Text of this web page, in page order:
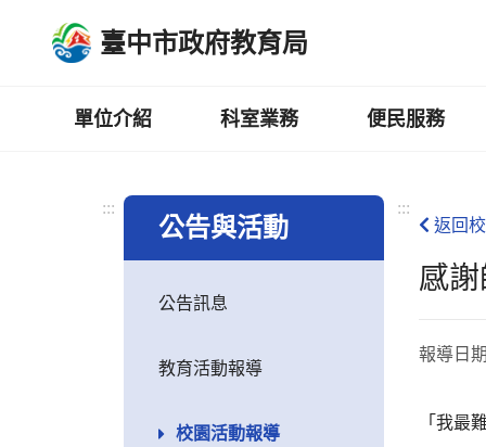
臺中市政府教育局
單位介紹 科室業務 便民服務
:::
公告與活動
公告訊息
教育活動報導
校園活動報導
:::
返回
感
報導日
「我最